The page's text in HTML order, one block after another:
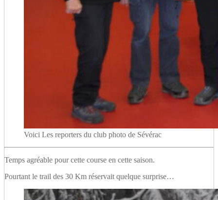
Voici Les reporters du club photo de Sévérac
Temps agréable pour cette course en cette saison.
Pourtant le trail des 30 Km réservait quelque surprise…